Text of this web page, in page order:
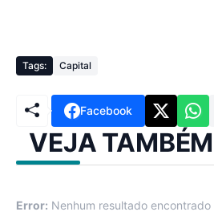
Tags: Capital
Facebook
VEJA TAMBÉM
Error: Nenhum resultado encontrado